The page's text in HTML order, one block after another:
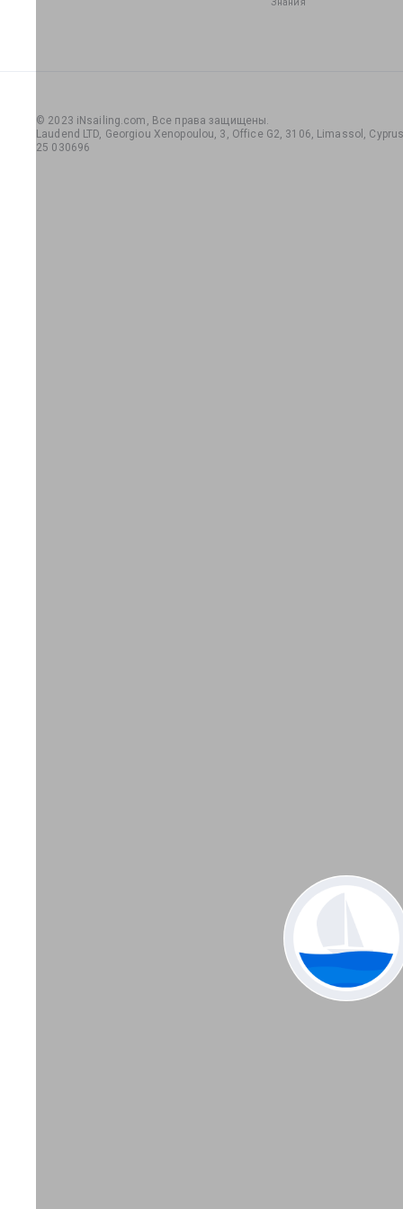
© 2023 iNsailing.com, Все права защищены.
Laudend LTD, Georgiou Xenopoulou, 3, Office G2, 3106, Limassol,
25 030696